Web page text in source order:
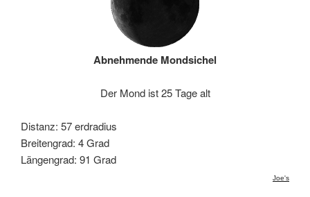
Abnehmende Mondsichel
Der Mond ist 25 Tage alt
Distanz: 57 erdradius
Breitengrad: 4 Grad
Längengrad: 91 Grad
Joe's